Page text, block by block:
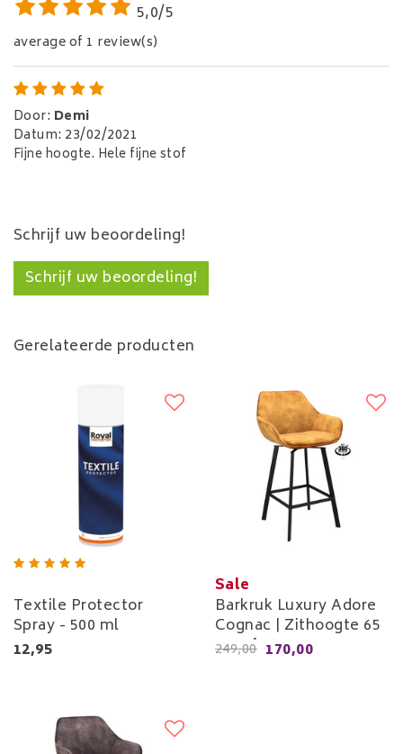
5,0/5
average of 1 review(s)
Door: Demi
Datum: 23/02/2021
Fijne hoogte. Hele fijne stof
Schrijf uw beoordeling!
Schrijf uw beoordeling!
Gerelateerde producten
Textile Protector
Spray - 500 ml
12,95
Sale
Barkruk Luxury Adore
Cognac | Zithoogte 65
cm of 80 cm
249,00 170,00